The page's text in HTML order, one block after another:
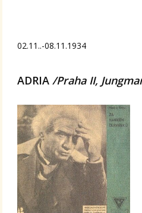
02.11..-08.11.1934
ADRIA /Praha II,